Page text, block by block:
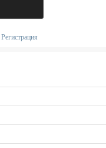
|Регистрация